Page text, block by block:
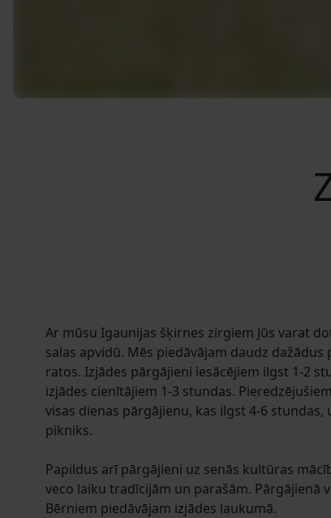
Ar mūsu Igaunijas šķirnes zirgiem Jūs varat
salas apvidū. Mēs piedāvājam daudz
ratos. Izjādes pārgājieni iesācējiem ilgst 1-2
izjādes cienītājiem 1-3 stundas.
visas dienas pārgājienu, kas ilgst 4-6
pikniks.
Papildus arī pārgājieni uz senās kultūras
veco laiku tradīcijām un parašām. Pārgājienā
Bērniem piedāvājam izjādes laukumā.